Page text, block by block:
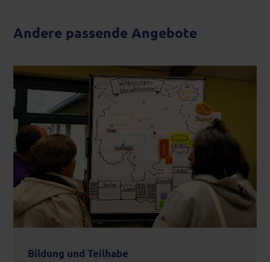
Andere passende Angebote
Bildung und Teilhabe